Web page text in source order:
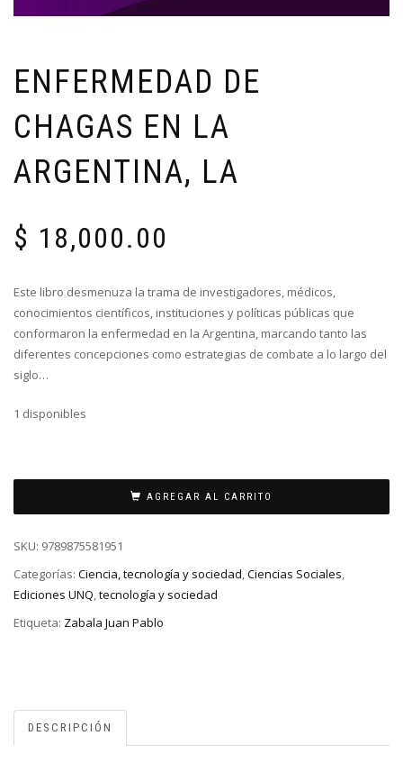
ENFERMEDAD DE
CHAGAS EN LA
ARGENTINA, LA
$ 18,000.00
Este libro desmenuza la trama de investigadores, médicos,
conocimientos científicos, instituciones y políticas públicas que
conformaron la enfermedad en la Argentina, marcando tanto las
diferentes concepciones como estrategias de combate a lo largo del
siglo…
1 disponibles
AGREGAR AL CARRITO
SKU: 9789875581951
Categorías: Ciencia, tecnología y sociedad,Ciencias Sociales,
Ediciones UNQ,tecnología y sociedad
Etiqueta: Zabala Juan Pablo
DESCRIPCIÓN